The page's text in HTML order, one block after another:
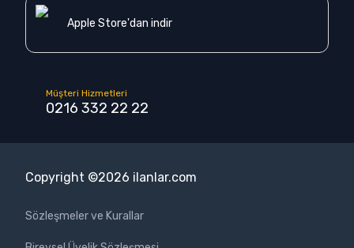
Apple Store'dan indir
Müşteri Hizmetleri
0216 332 22 22
Copyright ©2026 ilanlar.com
Sözleşmeler ve Kurallar